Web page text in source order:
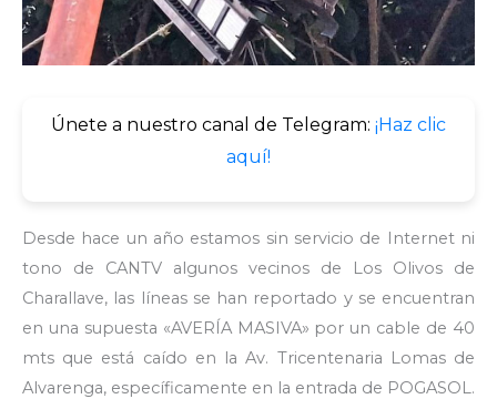
Únete a nuestro canal de Telegram: ¡Haz clic
aquí!
Desde hace un año estamos sin servicio de Internet ni
tono de CANTV algunos vecinos de Los Olivos de
Charallave, las líneas se han reportado y se encuentran
en una supuesta «AVERÍA MASIVA» por un cable de 40
mts que está caído en la Av. Tricentenaria Lomas de
Alvarenga, específicamente en la entrada de POGASOL.